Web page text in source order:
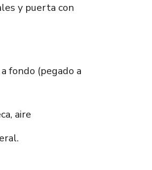
y puerta con
fondo (pegado a
aire